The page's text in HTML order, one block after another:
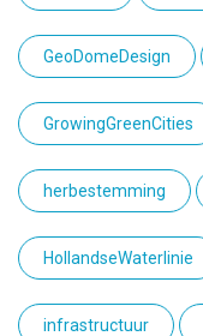
GeoDomeDesign
GrowingGreenCities
herbestemming
HollandseWaterlinie
infrastructuur